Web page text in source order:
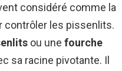
considéré comme la
contrôler les pissenlits.
ou une fourche
sa racine pivotante. Il